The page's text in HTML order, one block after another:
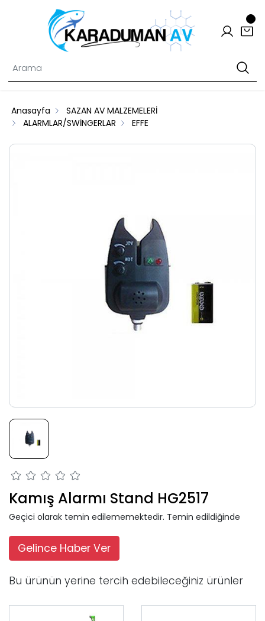
Anasayfa
SAZAN AV MALZEMELERİ
ALARMLAR/SWİNGERLAR
EFFE
Kamış Alarmı Stand HG2517
Geçici olarak temin edilememektedir. Temin edildiğinde
Gelince Haber Ver
Bu ürünün yerine tercih edebileceğiniz ürünler